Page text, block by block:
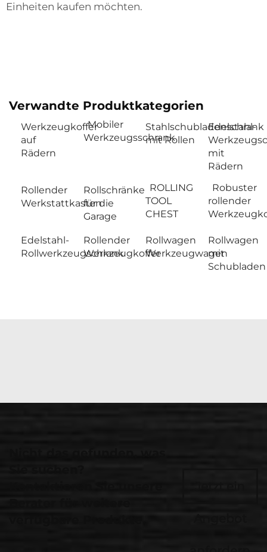
Einheiten kaufen möchten.
Verwandte Produktkategorien
Werkzeugkoffer
auf
Rädern
Mobiler
Werkzeugsschrank
Stahlschubladenschrank
mit Rollen
Edelstahl-
mit
Rädern
Rollender
Werkstattkasten
Rollschränke
für die
Garage
ROLLING
TOOL
CHEST
Robuster
rollender
Edelstahl-
Rollwerkzeugschrank
Rollender
Werkzeugkoffer
Rollwagen
Werkzeugwagen
Rollwagen
mit
Schubladen